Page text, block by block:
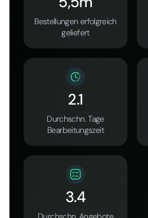
Bestellungen erfolgreich
geliefert
2.1
Durchschn. Tage
Bearbeitungszeit
3.4